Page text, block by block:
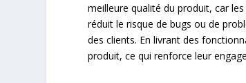
meilleure qualité du produit, car
réduit le risque de bugs ou de
des clients. En livrant des
produit, ce qui renforce leur